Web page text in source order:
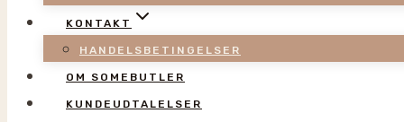
KONTAKT
HANDELSBETINGELSER
OM SOMEBUTLER
KUNDEUDTALELSER